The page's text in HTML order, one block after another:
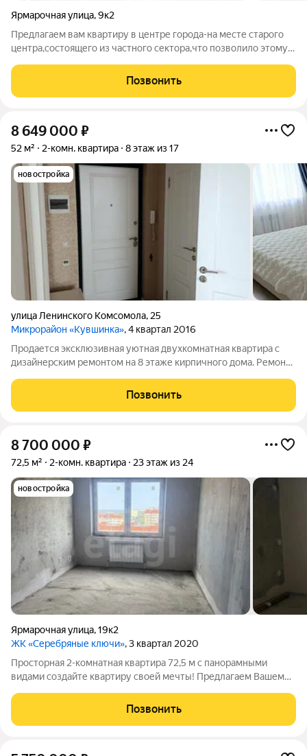
Ярмарочная улица,9к2
Предлагаем вам квартиру в центре города-на месте старого
центра,состоящего из частного сектора,что позволило этому
инфраструктурой.Здесь все в шаговой доступности-
школы,детские сады,стадион,рынок,торговые
Позвонить
8 649 000 ₽
52 м² 2-комн. квартира 8 этаж из 17
новостройка
улица Ленинского Комсомола, 25
Микрорайон «Кувшинка», 4 квартал 2016
Продается эксклюзивная уютная двухкомнатная квартира с
дизайнерским ремонтом на 8 этаже кирпичного дома. Ремонт
оборудована современной встроенной техникой и стильной
мебелью, что создает атмосферу
Позвонить
8 700 000 ₽
72,5 м² 2-комн. квартира 23 этаж из 24
новостройка
Ярмарочная улица,19к2
ЖК «Серебряные ключи», 3 квартал 2020
Просторная 2-комнатная квартира 72,5 м с панорамными
видами создайте квартиру своей мечты! Предлагаем Вашему
площадью 72,5 кв.м., расположенную на 23- м этаже
современного монолитно- кирпичного дома,
Позвонить